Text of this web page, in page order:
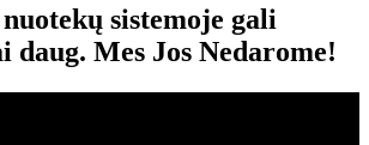
sistemoje gali
daug. Mes Jos Nedarome!